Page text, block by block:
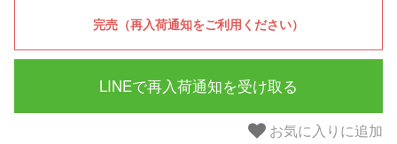
LINEで再入荷通知を受け取る
お気に入りに追加